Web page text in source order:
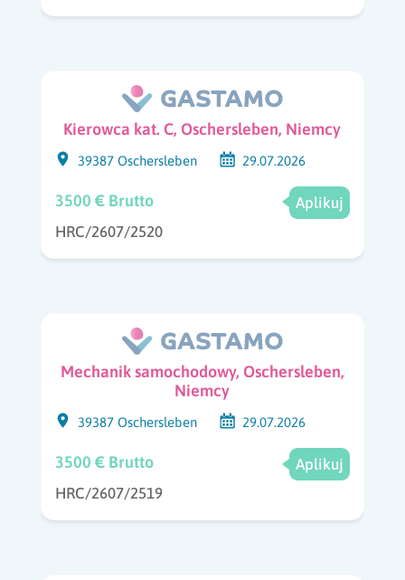
Kierowca kat. C, Oschersleben, Niemcy
39387 Oschersleben 29.07.2026
3500 € Brutto
Aplikuj
HRC/2607/2520
Mechanik samochodowy, Oschersleben,
Niemcy
39387 Oschersleben 29.07.2026
3500 € Brutto
Aplikuj
HRC/2607/2519